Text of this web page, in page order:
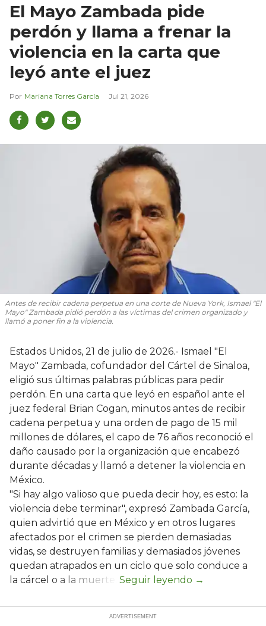
El Mayo Zambada pide
perdón y llama a frenar la
violencia en la carta que
leyó ante el juez
Mariana Torres García Jul 21, 2026
Antes de recibir cadena perpetua en una corte de Nueva York, Ismael "El
Mayo" Zambada pidió perdón a las víctimas del crimen organizado y
llamó a poner fin a la violencia.
Estados Unidos, 21 de julio de 2026.- Ismael "El
Mayo" Zambada, cofundador del Cártel de Sinaloa,
eligió sus últimas palabras públicas para pedir
perdón. En una carta que leyó en español ante el
juez federal Brian Cogan, minutos antes de recibir
cadena perpetua y una orden de pago de 15 mil
millones de dólares, el capo de 76 años reconoció el
daño causado por la organización que encabezó
durante décadas y llamó a detener la violencia en
México.
"Si hay algo valioso que pueda decir hoy, es esto: la
violencia debe terminar", expresó Zambada García,
quien advirtió que en México y en otros lugares
afectados por el crimen se pierden demasiadas
vidas, se destruyen familias y demasiados jóvenes
quedan atrapados en un ciclo que solo conduce a
la cárcel o a la muerte.